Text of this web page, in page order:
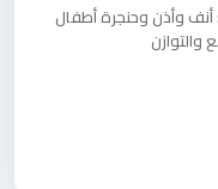
أنف وأذن وحنجرة أطفال